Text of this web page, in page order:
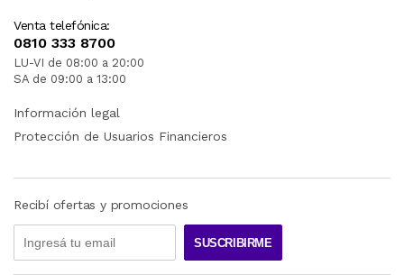
Venta telefónica:
0810 333 8700
LU-VI de 08:00 a 20:00
SA de 09:00 a 13:00
Información legal
Protección de Usuarios Financieros
Recibí ofertas y promociones
SUSCRIBIRME